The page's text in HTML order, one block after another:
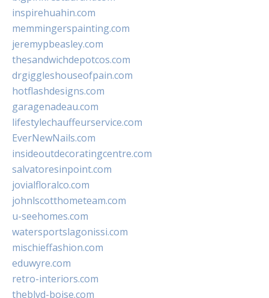
inspirehuahin.com
memmingerspainting.com
jeremypbeasley.com
thesandwichdepotcos.com
drgiggleshouseofpain.com
hotflashdesigns.com
garagenadeau.com
lifestylechauffeurservice.com
EverNewNails.com
insideoutdecoratingcentre.com
salvatoresinpoint.com
jovialfloralco.com
johnlscotthometeam.com
u-seehomes.com
watersportslagonissi.com
mischieffashion.com
eduwyre.com
retro-interiors.com
theblvd-boise.com